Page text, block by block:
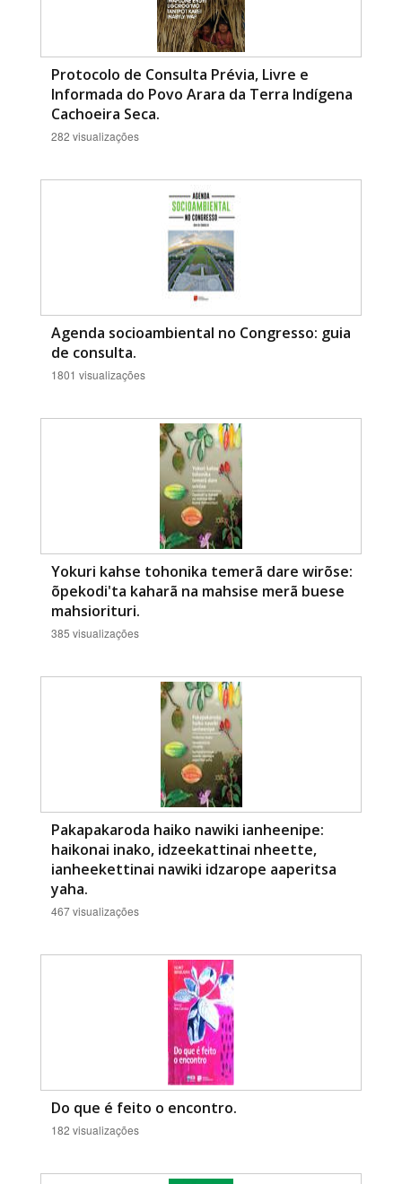
Protocolo de Consulta Prévia, Livre e
Informada do Povo Arara da Terra Indígena
Cachoeira Seca.
282 visualizações
Agenda socioambiental no Congresso: guia
de consulta.
1801 visualizações
Yokuri kahse tohonika temerã dare wirõse:
õpekodi'ta kaharã na mahsise merã buese
mahsiorituri.
385 visualizações
Pakapakaroda haiko nawiki ianheenipe:
haikonai inako, idzeekattinai nheette,
ianheekettinai nawiki idzarope aaperitsa
yaha.
467 visualizações
Do que é feito o encontro.
182 visualizações